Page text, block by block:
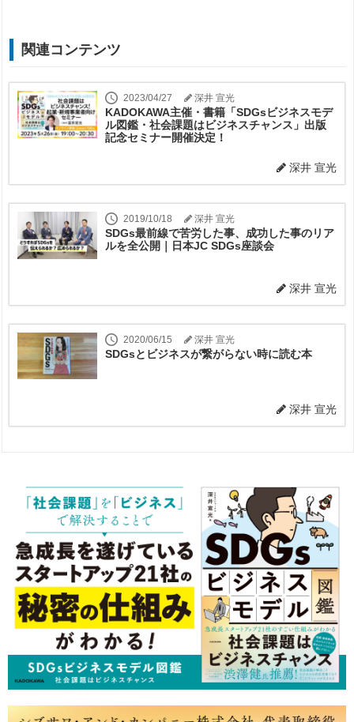
関連コンテンツ
2023/04/27 深井 宣光
KADOKAWA主催・書籍「SDGsビジネスモデ
ル図鑑・社会課題はビジネスチャンス」出版
記念セミナー開催決定！
深井 宣光
2019/10/18 深井 宣光
SDGs最前線で苦労した事、成功した事のリア
ルを全公開｜日本JC SDGs座談会
深井 宣光
2020/06/15 深井 宣光
SDGsとビジネスが繋がらない時に読む本
深井 宣光